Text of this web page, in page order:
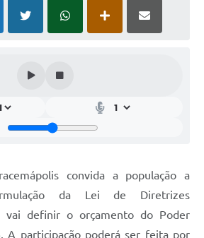
convida a população a
da Lei de Diretrizes
vai definir o orçamento do Poder
A participação poderá ser feita por